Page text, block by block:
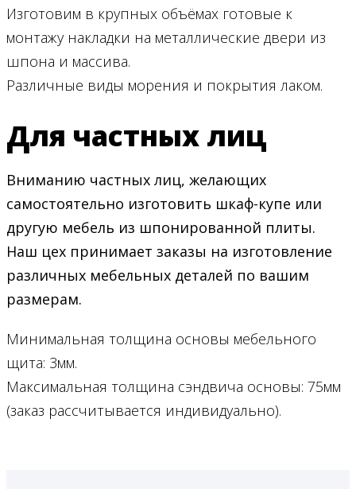
Изготовим в крупных объёмах готовые к
монтажу накладки на металлические двери из
шпона и массива.
Различные виды морения и покрытия лаком.
Для частных лиц
Вниманию частных лиц, желающих
самостоятельно изготовить шкаф-купе или
другую мебель из шпонированной плиты.
Наш цех принимает заказы на изготовление
различных мебельных деталей по вашим
размерам.
Минимальная толщина основы мебельного
щита: 3мм.
Максимальная толщина сэндвича основы: 75мм
(заказ рассчитывается индивидуально).